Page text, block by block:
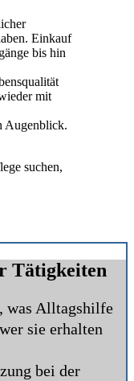
Einkauf
bis hin
mit
Augenblick.
suchen,
Tätigkeiten
was Alltagshilfe
sie erhalten
bei der